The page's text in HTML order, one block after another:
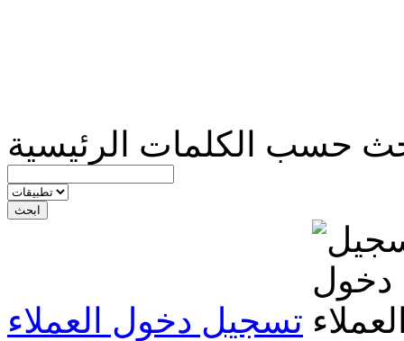
حسب الكلمات الرئيسية
تسجيل دخول العملاء